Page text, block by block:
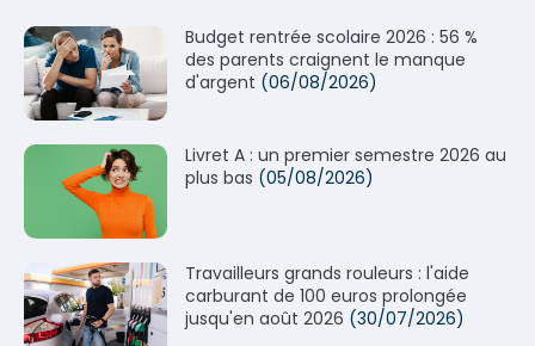
Budget rentrée scolaire 2026 : 56 %
des parents craignent le manque
d'argent (06/08/2026)
Livret A : un premier semestre 2026 au
plus bas (05/08/2026)
Travailleurs grands rouleurs : l'aide
carburant de 100 euros prolongée
jusqu'en août 2026 (30/07/2026)